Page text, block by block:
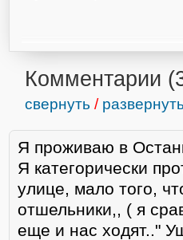
Комментарии (
свернуть / развернуть
Я проживаю в
Я категорически
улице, мало того,
отшельники,, ( я
еще и нас ходят.."